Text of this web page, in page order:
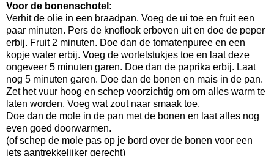
Voor de bonenschotel:
Verhit de olie in een braadpan. Voeg de ui toe en fruit een
paar minuten. Pers de knoflook erboven uit en doe de peper
erbij. Fruit 2 minuten. Doe dan de tomatenpuree en een
kopje water erbij. Voeg de wortelstukjes toe en laat deze
ongeveer 5 minuten garen. Doe dan de paprika erbij. Laat
nog 5 minuten garen. Doe dan de bonen en mais in de pan.
Zet het vuur hoog en schep voorzichtig om om alles warm te
laten worden. Voeg wat zout naar smaak toe.
Doe dan de mole in de pan met de bonen en laat alles nog
even goed doorwarmen.
(of schep de mole pas op je bord over de bonen voor een
iets aantrekkelijker gerecht)